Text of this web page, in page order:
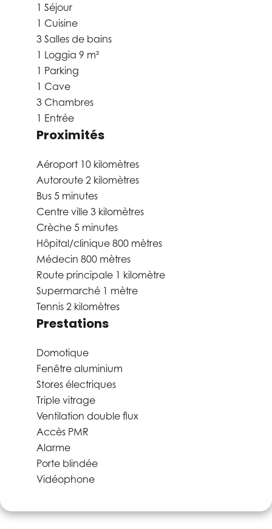
1 Séjour
1 Cuisine
3 Salles de bains
1 Loggia 9 m²
1 Parking
1 Cave
3 Chambres
1 Entrée
Proximités
Aéroport 10 kilomètres
Autoroute 2 kilomètres
Bus 5 minutes
Centre ville 3 kilomètres
Crèche 5 minutes
Hôpital/clinique 800 mètres
Médecin 800 mètres
Route principale 1 kilomètre
Supermarché 1 mètre
Tennis 2 kilomètres
Prestations
Domotique
Fenêtre aluminium
Stores électriques
Triple vitrage
Ventilation double flux
Accès PMR
Alarme
Porte blindée
Vidéophone